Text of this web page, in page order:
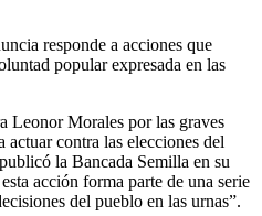
responde a acciones que
popular expresada en las
Leonor Morales por las graves
actuar contra las elecciones del
la Bancada Semilla en su
acción forma parte de una serie
del pueblo en las urnas”.